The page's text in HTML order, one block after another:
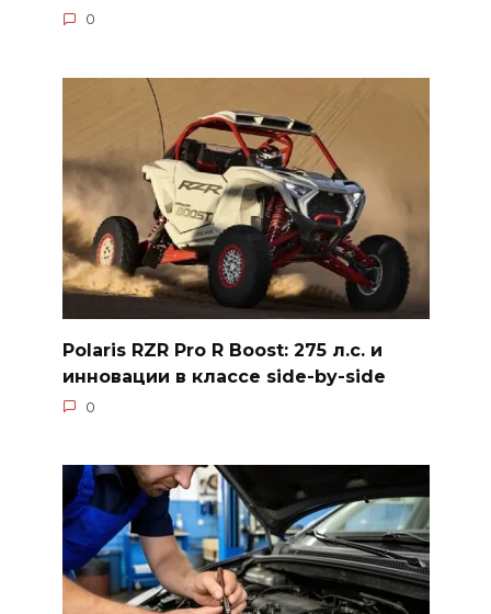
0
Polaris RZR Pro R Boost: 275 л.с. и
инновации в классе side-by-side
0